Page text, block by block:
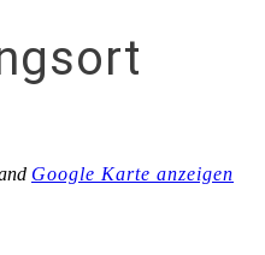
Google Karte anzeigen